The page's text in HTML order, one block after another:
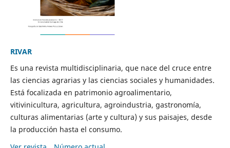
RIVAR
Es una revista multidisciplinaria, que nace del cruce entre
las ciencias agrarias y las ciencias sociales y humanidades.
Está focalizada en patrimonio agroalimentario,
vitivinicultura, agricultura, agroindustria, gastronomía,
culturas alimentarias (arte y cultura) y sus paisajes, desde
la producción hasta el consumo.